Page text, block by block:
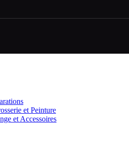
et Peinture
et Accessoires